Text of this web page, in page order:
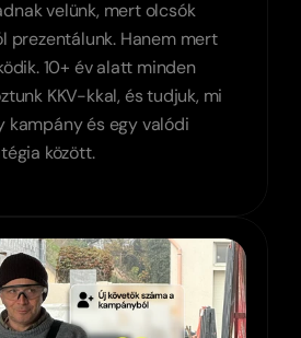
velünk, mert olcsók
prezentálunk. Hanem mert
10+ év alatt minden
KKV-kkal, és tudjuk, mi
kampány és egy valódi
között.